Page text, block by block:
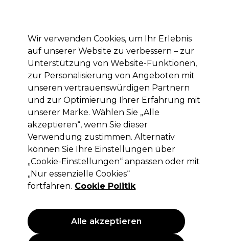
Anmelden
Marken Deals Haare Elektrogeräte Saloneinrichtung
Lieferung und Lieferzeiten
– mehr erfahren
Marken
Marken shoppen
A-Z-Verzeichnis verbergen
0-9 A B C
F H I
Wir verwenden Cookies, um Ihr Erlebnis
auf unserer Website zu verbessern – zur
Unterstützung von Website-Funktionen,
zur Personalisierung von Angeboten mit
unseren vertrauenswürdigen Partnern
und zur Optimierung Ihrer Erfahrung mit
unserer Marke. Wählen Sie „Alle
akzeptieren“, wenn Sie dieser
Verwendung zustimmen. Alternativ
können Sie Ihre Einstellungen über
„Cookie-Einstellungen“ anpassen oder mit
„Nur essenzielle Cookies“
fortfahren. Cookie Politik
Alle akzeptieren